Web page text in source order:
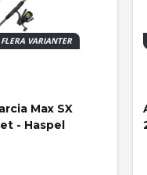
VARIANTER
Max SX
- Haspel